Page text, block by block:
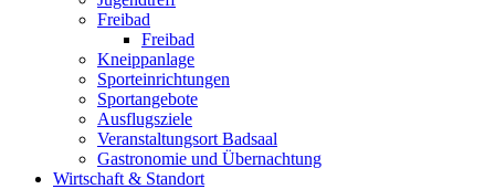
Freibad
Freibad
Kneippanlage
Sporteinrichtungen
Sportangebote
Ausflugsziele
Veranstaltungsort Badsaal
Gastronomie und Übernachtung
Wirtschaft & Standort